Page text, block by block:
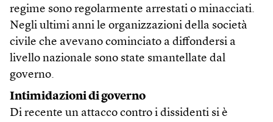
regime sono regolarmente arrestati o minacciati.
Negli ultimi anni le organizzazioni della società
civile che avevano cominciato a diffondersi a
livello nazionale sono state smantellate dal
governo.
Intimidazioni di governo
Di recente un attacco contro i dissidenti si è